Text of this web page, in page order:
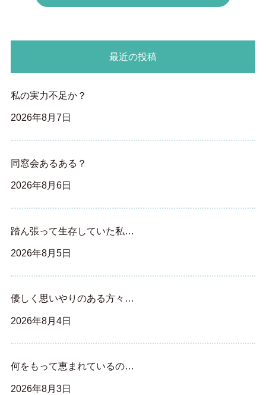
最近の投稿
私の実力不足か？
2026年8月7日
同窓会あるある？
2026年8月6日
踏ん張って生存していた私…
2026年8月5日
優しく思いやりのある方々…
2026年8月4日
何をもって恵まれているの…
2026年8月3日